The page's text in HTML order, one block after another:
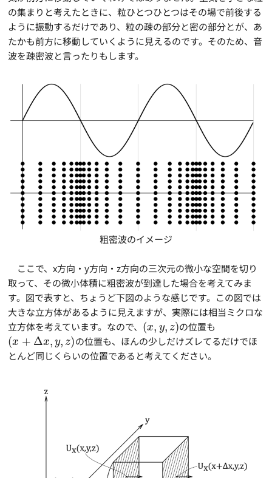
の集まりと考えたときに、粒ひとつひとつはその場で前後する
ように振動するだけであり、粒の疎の部分と密の部分とが、あ
たかも前方に移動していくように見えるのです。そのため、音
波を疎密波と言ったりもします。
粗密波のイメージ
ここで、x方向・y方向・z方向の三次元の微小な空間を切り
取って、その微小体積に粗密波が到達した場合を考えてみま
す。図で表すと、ちょうど下図のような感じです。この図では
大きな立方体があるように見えますが、実際には相当ミクロな
立方体を考えています。なので、 (x, y, z)の位置も
(x + Δx, y, z)の位置も、ほんの少しだけズレてるだけでほ
とんど同じくらいの位置であると考えてください。